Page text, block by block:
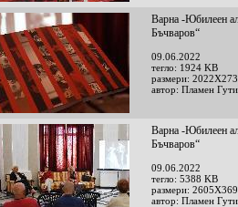
Варна -Юбилеен
Бъчваров“
09.06.2022
тегло: 1924 KB
размери:
автор: Пламен
Варна -Юбилеен
Бъчваров“
09.06.2022
тегло: 5388 KB
размери:
автор: Пламен